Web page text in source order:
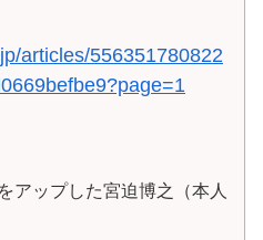
articles/556351780822
アップした宮迫博之（本人